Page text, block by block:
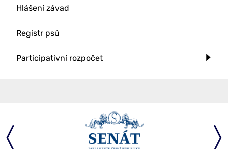
Hlášení závad
Registr psů
Participativní rozpočet